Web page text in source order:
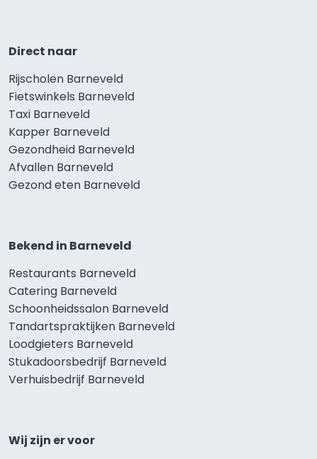
Direct naar
Rijscholen Barneveld
Fietswinkels Barneveld
Taxi Barneveld
Kapper Barneveld
Gezondheid Barneveld
Afvallen Barneveld
Gezond eten Barneveld
Bekend in Barneveld
Restaurants Barneveld
Catering Barneveld
Schoonheidssalon Barneveld
Tandartspraktijken Barneveld
Loodgieters Barneveld
Stukadoorsbedrijf Barneveld
Verhuisbedrijf Barneveld
Wij zijn er voor